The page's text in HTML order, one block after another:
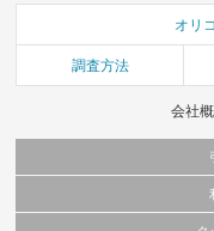
オリ
調査方法
会社
当サイトで公開されている情報